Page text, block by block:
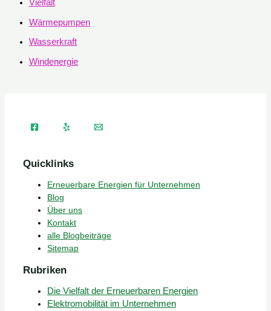
Vielfalt
Wärmepumpen
Wasserkraft
Windenergie
Quicklinks
Erneuerbare Energien für Unternehmen
Blog
Über uns
Kontakt
alle Blogbeiträge
Sitemap
Rubriken
Die Vielfalt der Erneuerbaren Energien
Elektromobilität im Unternehmen